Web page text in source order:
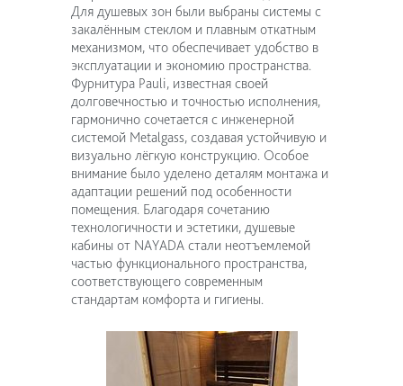
Для душевых зон были выбраны системы с
закалённым стеклом и плавным откатным
механизмом, что обеспечивает удобство в
эксплуатации и экономию пространства.
Фурнитура Pauli, известная своей
долговечностью и точностью исполнения,
гармонично сочетается с инженерной
системой Metalgass, создавая устойчивую и
визуально лёгкую конструкцию. Особое
внимание было уделено деталям монтажа и
адаптации решений под особенности
помещения. Благодаря сочетанию
технологичности и эстетики, душевые
кабины от NAYADA стали неотъемлемой
частью функционального пространства,
соответствующего современным
стандартам комфорта и гигиены.